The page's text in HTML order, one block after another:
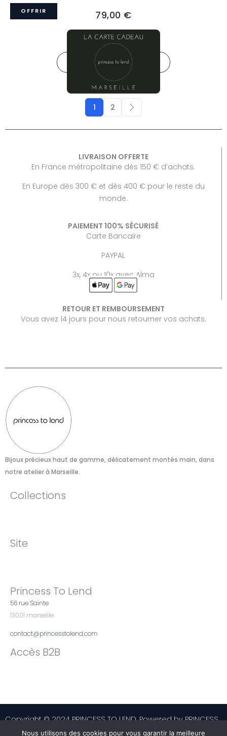
79,00 €
AJOUTER AU PANIER
View Details
1 2
OFFRIR
LIVRAISON OFFERTE
En France métropolitaine dès 150 € d’achats.
En Europe dès 300 € et dès 400 € pour le reste du
monde.
PAIEMENT 100% SÉCURISÉ
Carte Bancaire
PAYPAL
3x, 4x ou 10x avec Alma
RETOUR ET REMBOURSEMENT
Vous avez 14 jours pour nous retourner vos achats.
Bijoux précieux haut de gamme, délicatement montés main, dans
notre atelier à Marseille.​
Collections
Site
Princess To Lend
56 rue Sainte
13001 marseille
contact@princesstolend.com
Accès B2B
Copyright © 2024 PRINCESS TO LEND. Powered by PRINCESS
TO LENDNous utilisons des cookies pour vous garantir la meilleure